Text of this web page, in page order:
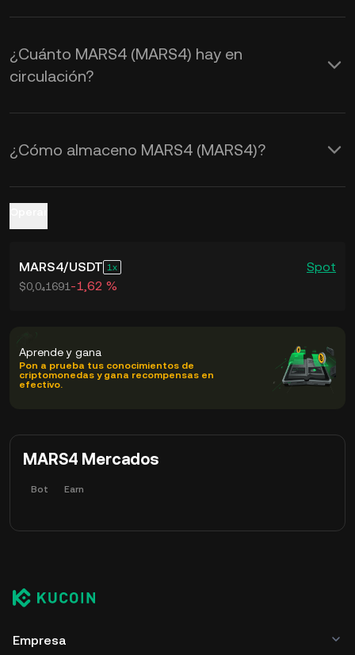
MARS4 a USD en tiempo real.
¿Cuánto MARS4 (MARS4) hay en
circulación?
¿Cómo almaceno MARS4 (MARS4)?
MARS4/USDT 1 Spot
$0,0₄1691 -1,62 %
Aprende y gana
Pon a prueba tus conocimientos de
criptomonedas y gana recompensas en
efectivo.
MARS4 Mercados
Bot Earn
Empresa